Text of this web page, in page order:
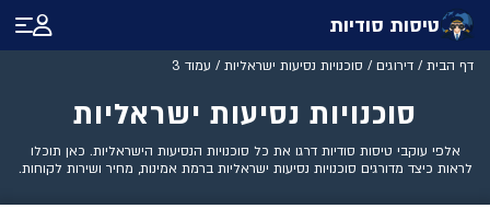
טיסות סודיות
דף הבית/ דירוגים/ סוכנויות נסיעות ישראליות/ עמוד 3
סוכנויות נסיעות ישראליות
אלפי עוקבי טיסות סודיות דרגו את כל סוכנויות הנסיעות הישראליות. כאן תוכלו
לראות כיצד מדורגים סוכנויות נסיעות ישראליות ברמת אמינות, מחיר ושירות לקוחות.